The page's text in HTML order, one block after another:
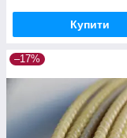
Купити
–17%